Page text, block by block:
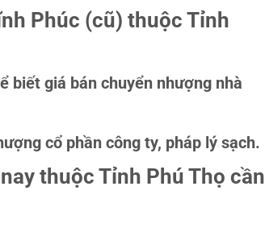
Phúc (cũ) thuộc Tỉnh
biết giá bán chuyển nhượng nhà
cổ phần công ty, pháp lý sạch.
thuộc Tỉnh Phú Thọ cần